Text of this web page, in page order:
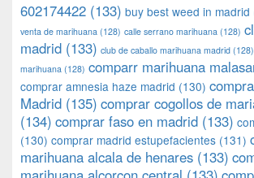
602174422 (133) buy best weed in madrid
venta de marihuana (128) calle serrano marihuana (128)
madrid (133) club de caballo marihuana madrid (128)
marihuana (128) comparr marihuana
comprar amnesia haze madrid (130)
Madrid (135) comprar cogollos de
(134) comprar faso en madrid (133)
(130) comprar madrid estupefacientes (131)
marihuana alcala de henares (133)